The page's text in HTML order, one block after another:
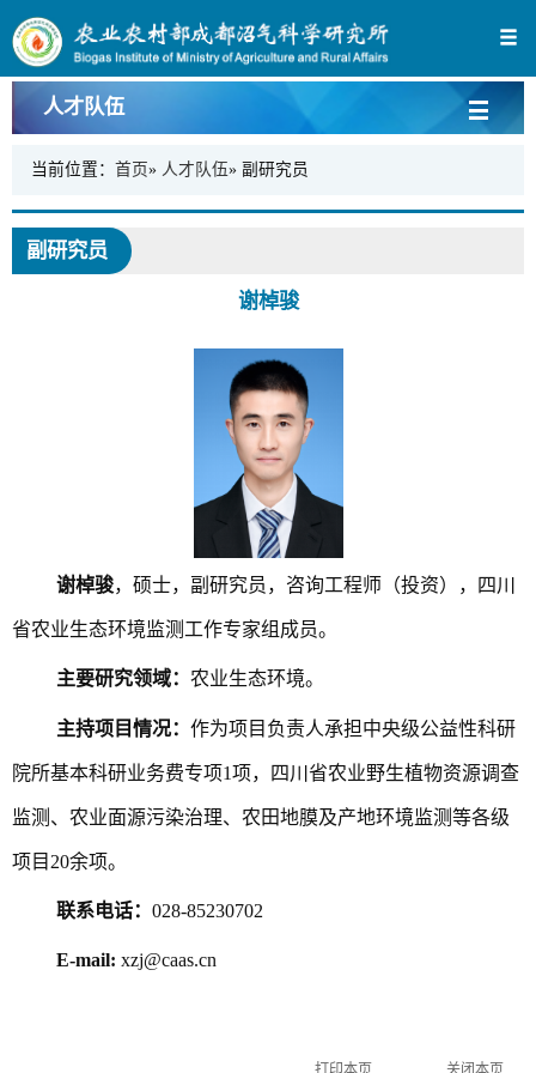
人才队伍
当前位置： 首页» 人才队伍» 副研究员
副研究员
谢棹骏
谢棹骏，硕士，副研究员，咨询工程师（投资），四川
省农业生态环境监测工作专家组成员。
主要研究领域： 农业生态环境。
主持项目情况： 作为项目负责人承担中央级公益性科研
院所基本科研业务费专项1项，四川省农业野生植物资源调查
监测、农业面源污染治理、农田地膜及产地环境监测等各级
项目20余项。
联系电话： 028-85230702
E-mail: xzj@caas.cn